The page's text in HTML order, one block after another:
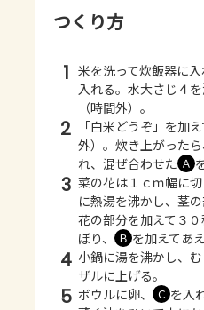
つくり方
1 米を洗って炊飯器に
入れる。水大さじ４
（時間外）。
2
「白米どうぞ」を加
外）。炊き上がった
れ、混ぜ合わせた Ａ
3 菜の花は１ｃｍ幅に
に熱湯を沸かし、茎
花の部分を加えて３
ぼり、
Ｂ を加えてあえ
4 小鍋に湯を沸かし、
ザルに上げる。
5 ボウルに卵、 Ｃ を入